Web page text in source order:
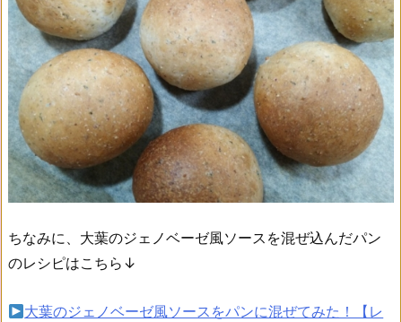
ちなみに、大葉のジェノベーゼ風ソースを混ぜ込んだパン
のレシピはこちら↓
大葉のジェノベーゼ風ソースをパンに混ぜてみた！【レ